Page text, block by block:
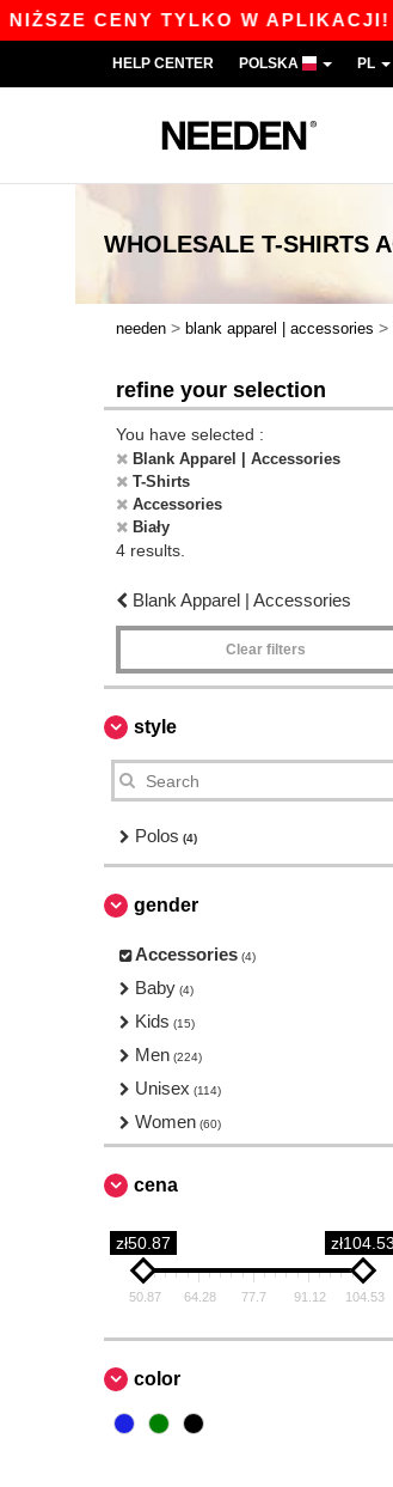
CENY TYLKO W APLIKACJI!|
HELP CENTER POLSKA PL
WHOLESALE T-SHIRTS
needen > blank apparel | accessories >
refine your selection
You have selected :
Blank Apparel | Accessories
T-Shirts
Accessories
Biały
4 results.
Blank Apparel | Accessories
Clear filters
style
Polos (4)
gender
Accessories (4)
Baby (4)
Kids (15)
Men (224)
Unisex (114)
Women (60)
cena
zł50.87 zł104.53
50.87 64.28 77.7 91.12 104.53
color